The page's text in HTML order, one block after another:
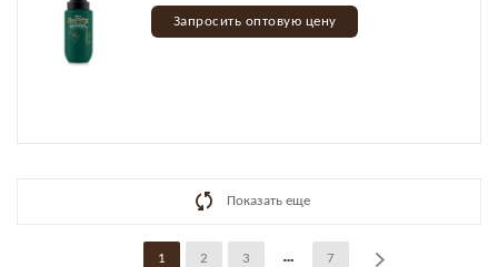
Запросить оптовую цену
Показать еще
1 2 3 7